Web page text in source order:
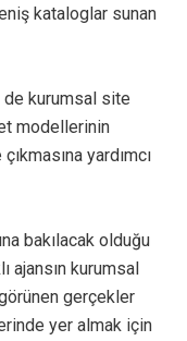
kataloglar sunan
kurumsal site
modellerinin
yardımcı
bakılacak olduğu
ajansın kurumsal
gerçekler
yer almak için